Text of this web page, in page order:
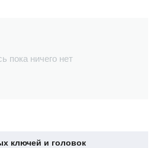
пока ничего нет
ключей и головок